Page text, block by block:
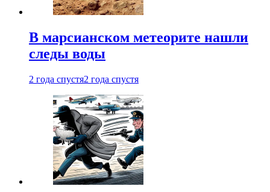
В марсианском метеорите нашли
следы воды
2 года спустя2 года спустя